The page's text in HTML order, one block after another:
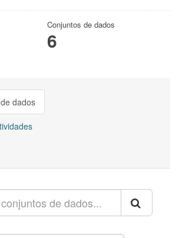
Conjuntos de dados
6
dados